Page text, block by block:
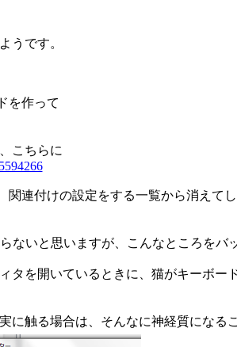
うです。
を作って
こちらに
関連付けの設定をする一覧から消えて
ないと思いますが、こんなところをバ
タを開いているときに、猫がキーボ
に触る場合は、そんなに神経質になる